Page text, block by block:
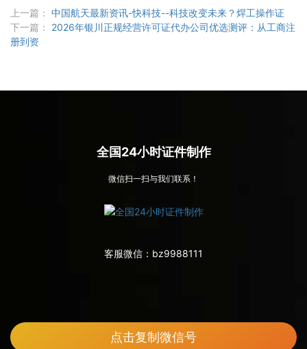
上一篇： 中国航天最新资讯-快科技--科技改变未来？焊工操作证
下一篇：
2026年银川正规经营许可证代办公司优选测评：从工商注
册到资
全国24小时证件制作
微信扫一扫与我们联系！
客服微信： bz9988111
点击复制微信号